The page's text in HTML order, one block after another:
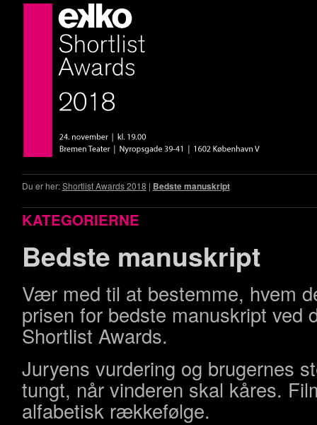
Du er her:Shortlist Awards 2018 | Bedste manuskript
KATEGORIERNE
Bedste manuskript
Vær med til at bestemme, hvem
prisen for bedste manuskript ved
Shortlist Awards.
Juryens vurdering og brugernes
tungt, når vinderen skal kåres.
alfabetisk rækkefølge.